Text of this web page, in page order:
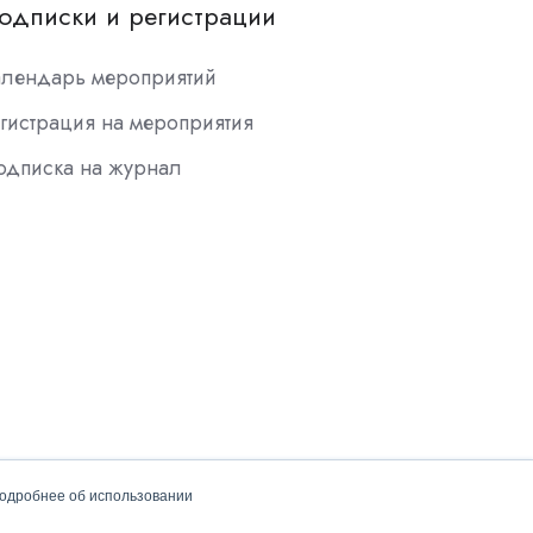
об использовании
и регистрации
мероприятий
на мероприятия
на журнал